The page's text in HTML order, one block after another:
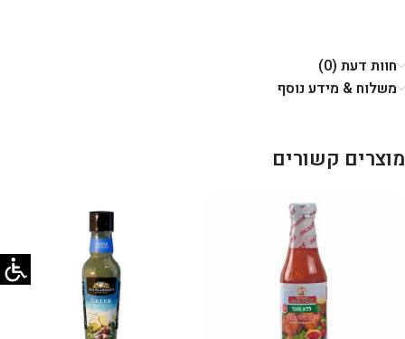
חוות דעת (0)
משלוח & מידע נוסף
מוצרים קשורים